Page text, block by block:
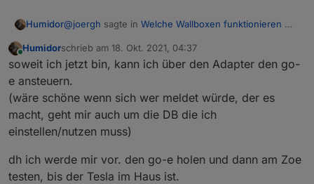
Humidor@joergh sagte in Welche Wallboxen funktionieren mit
@humidor
dass Strom aus dem Netz gezogen wird? Dazu
ist nur notwendig schnell genug zu prüfen, nicht
dauernd zu schreiben. Ich schreibe sowieso nur
wenn der Wert sich ändert.
Der Wert ist in Ampere..
das dachte ich, da war dann gleich ein
Überschwingen über 5kW Bezug der Fall
war auch so einer der Gründe warum openWB, Evcc
und der Adapter selbst nicht meine Lösung waren
Online
Humidorschrieb am 18. Okt. 2021, 04:37
zuletzt editiert von
soweit ich jetzt bin, kann ich über den Adapter den go-
e ansteuern.
(wäre schöne wenn sich wer meldet würde, der es
macht, geht mir auch um die DB die ich
einstellen/nutzen muss)
dh ich werde mir vor. den go-e holen und dann am Zoe
testen, bis der Tesla im Haus ist.